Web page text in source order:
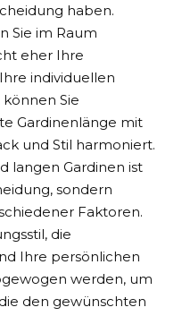
haben.
Sie im Raum
eher Ihre
individuellen
Sie
Gardinenlänge mit
und Stil harmoniert.
langen Gardinen ist
sondern
Faktoren.
die
Ihre persönlichen
werden, um
den gewünschten